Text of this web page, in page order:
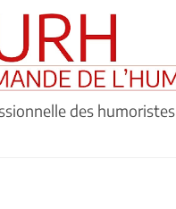
des humoristes